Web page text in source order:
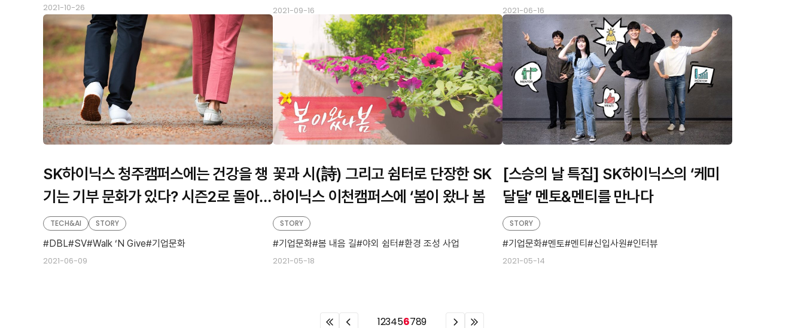
2021-10-26 2021-09-16 2021-06-16
SK하이닉스 청주캠퍼스에는 건강을 챙
기는 기부 문화가 있다? 시즌2로 돌아온
걷기 기부 캠페인 ‘Walk ‘N Give’
2021-06-09
TECH&AI STORY
DBL SV Walk ‘N Give 기업문화
꽃과 시(詩) 그리고 쉼터로 단장한 SK
하이닉스 이천캠퍼스에 ‘봄이 왔나 봄
2021-05-18
STORY
기업문화 봄 내음 길 야외 쉼터 환경 조성 사업
[스승의 날 특집] SK하이닉스의 ‘케미
달달’ 멘토&멘티를 만나다
2021-05-14
STORY
기업문화 멘토 멘티 신입사원 인터뷰
이
이
123456789
이
이